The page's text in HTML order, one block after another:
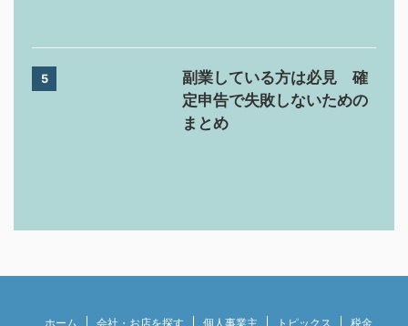
5
副業している方は必見 確
定申告で失敗しないための
まとめ
ホーム 会社・お店を探す 個人事業主 トピックス 税金